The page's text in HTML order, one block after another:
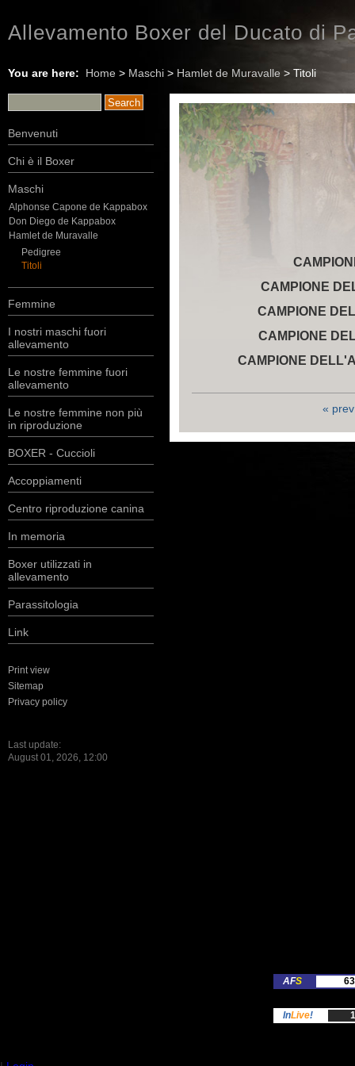
Allevamento Boxer del Ducato di
You are here: Home > Maschi > Hamlet de Muravalle > Titoli
Benvenuti
Chi è il Boxer
Maschi
Alphonse Capone de Kappabox
Don Diego de Kappabox
Hamlet de Muravalle
Pedigree
Titoli
Femmine
I nostri maschi fuori
allevamento
Le nostre femmine fuori
allevamento
Le nostre femmine non più
in riproduzione
BOXER - Cuccioli
Accoppiamenti
Centro riproduzione canina
In memoria
Boxer utilizzati in
allevamento
Parassitologia
Link
Print view
Sitemap
Privacy policy
Last update:
August 01, 2026, 12:00
CAMPIONE
CAMPIONE
CAMPIONE
CAMPIONE
« prev
AFS
InLive!